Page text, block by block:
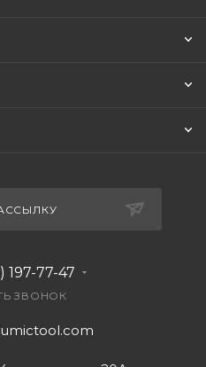
197-77-47
ЗВОНОК